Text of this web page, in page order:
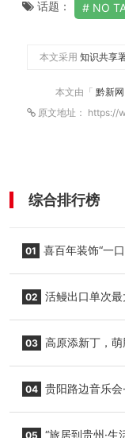
话题： NO
本文采用 知识共享
本文由「 黔新网
原文地址： https://
综合排行榜
01 喜百年装饰“一
02 活鳗出口单次
03 高原添新丁，
04 贵阳路边音乐会
05 “旅居到贵州·生